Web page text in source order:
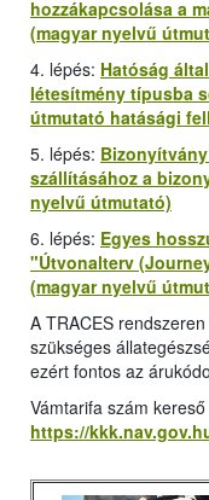
hozzákapcsolása a
(magyar nyelvű
4. lépés: Hatóság
létesítmény típusba
útmutató hatásági
5. lépés:
szállításához a
nyelvű útmutató)
6. lépés: Egyes
"Útvonalterv
(magyar nyelvű
A TRACES
szükséges
ezért fontos az
Vámtarifa szám
https://